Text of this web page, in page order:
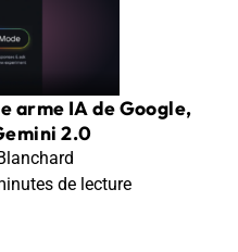
arme IA de Google,
2.0
de lecture